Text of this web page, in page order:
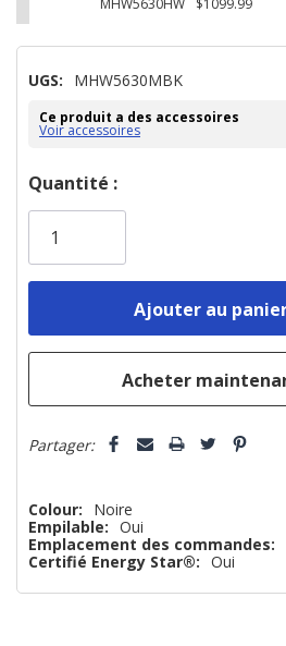
UGS: MHW5630MBK
Ce produit a des accessoires
Voir accessoires
Dépêchez-
vous!
plus
Quantité :
Partager:
Colour:
Noire
Empilable: Oui
Emplacement des commandes:
Certifié Energy Star®: Oui